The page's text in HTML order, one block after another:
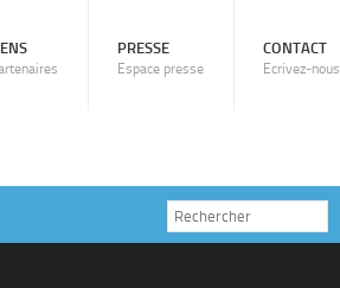
PRESSE
Espace presse
CONTACT
Ecrivez-nous